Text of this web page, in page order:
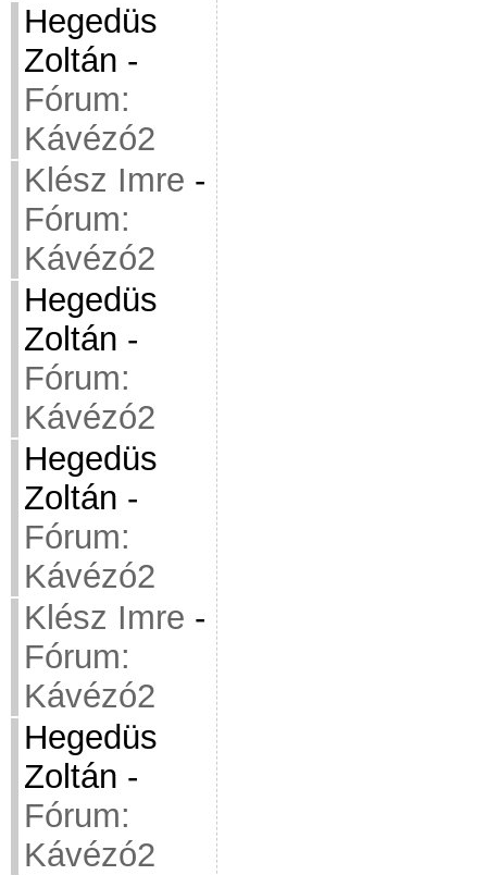
Hegedüs
Zoltán -
Fórum:
Kávézó2
Klész Imre -
Fórum:
Kávézó2
Hegedüs
Zoltán -
Fórum:
Kávézó2
Hegedüs
Zoltán -
Fórum:
Kávézó2
Klész Imre -
Fórum:
Kávézó2
Hegedüs
Zoltán -
Fórum:
Kávézó2